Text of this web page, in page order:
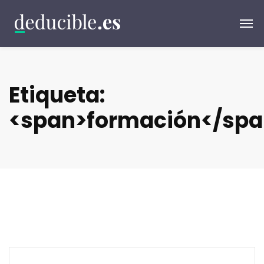
Etiqueta:
<span>formación</